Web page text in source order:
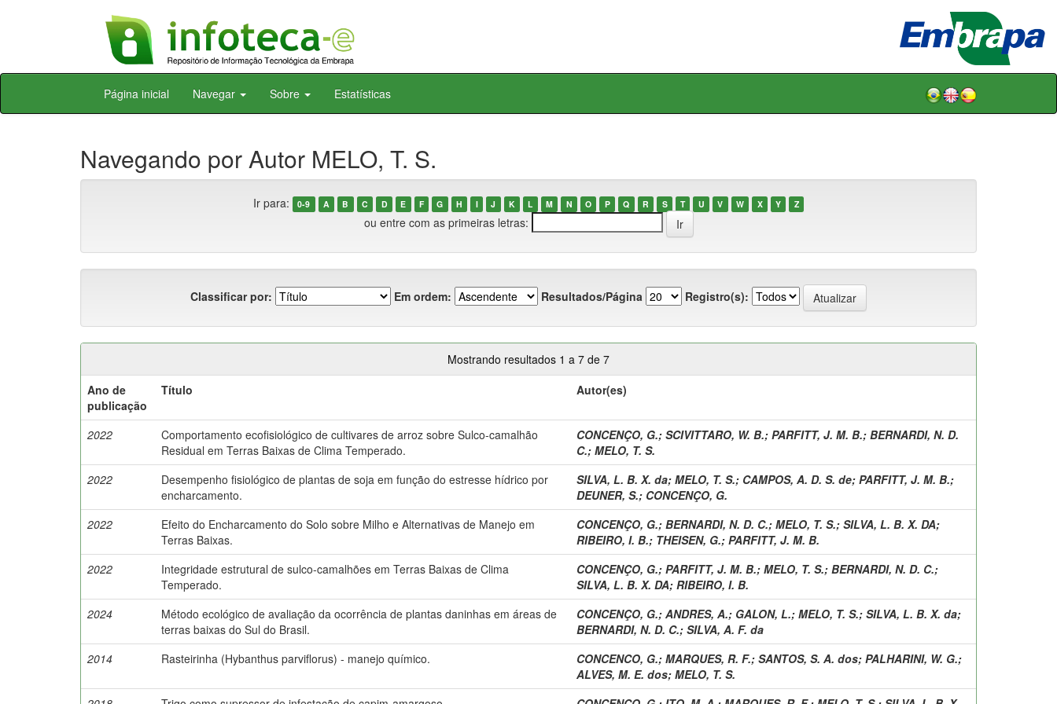
Skip
Página inicial Navegar Sobre Estatísticas
Navegando por Autor MELO, T. S.
Ir para: 0-9 A B C D E F G H I J K L M N O P Q R S T U V W X Y Z
ou entre com as primeiras letras:
Classificar por: Em ordem: Resultados/Página Registro(s):
Mostrando resultados 1 a 7 de 7
Ano de
publicação
Título Autor(es)
2022
Comportamento ecofisiológico de cultivares de arroz sobre Sulco-camalhão
Residual em Terras Baixas de Clima Temperado.
CONCENÇO, G.; SCIVITTARO, W. B.; PARFITT, J. M. B.; BERNARDI, N. D.
C.; MELO, T. S.
2022
Desempenho fisiológico de plantas de soja em função do estresse hídrico por
encharcamento.
SILVA, L. B. X. da; MELO, T. S.; CAMPOS, A. D. S. de; PARFITT, J. M. B.;
DEUNER, S.; CONCENÇO, G.
2022
Efeito do Encharcamento do Solo sobre Milho e Alternativas de Manejo em
Terras Baixas.
CONCENÇO, G.; BERNARDI, N. D. C.; MELO, T. S.; SILVA, L. B. X. DA;
RIBEIRO, I. B.; THEISEN, G.; PARFITT, J. M. B.
2022
Integridade estrutural de sulco-camalhões em Terras Baixas de Clima
Temperado.
CONCENÇO, G.; PARFITT, J. M. B.; MELO, T. S.; BERNARDI, N. D. C.;
SILVA, L. B. X. DA; RIBEIRO, I. B.
2024
Método ecológico de avaliação da ocorrência de plantas daninhas em áreas de
terras baixas do Sul do Brasil.
CONCENÇO, G.; ANDRES, A.; GALON, L.; MELO, T. S.; SILVA, L. B. X. da;
BERNARDI, N. D. C.; SILVA, A. F. da
2014
Rasteirinha (Hybanthus parviflorus) - manejo químico. CONCENCO, G.; MARQUES, R. F.; SANTOS, S. A. dos; PALHARINI, W. G.;
ALVES, M. E. dos; MELO, T. S.